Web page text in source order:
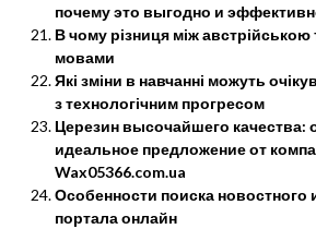
почему это выгодно и
В чому різниця між
мовами
Які зміни в навчанні можуть
з технологічним прогресом
Церезин высочайшего качества:
идеальное предложение от
Wax05366.com.ua
Особенности поиска
портала онлайн